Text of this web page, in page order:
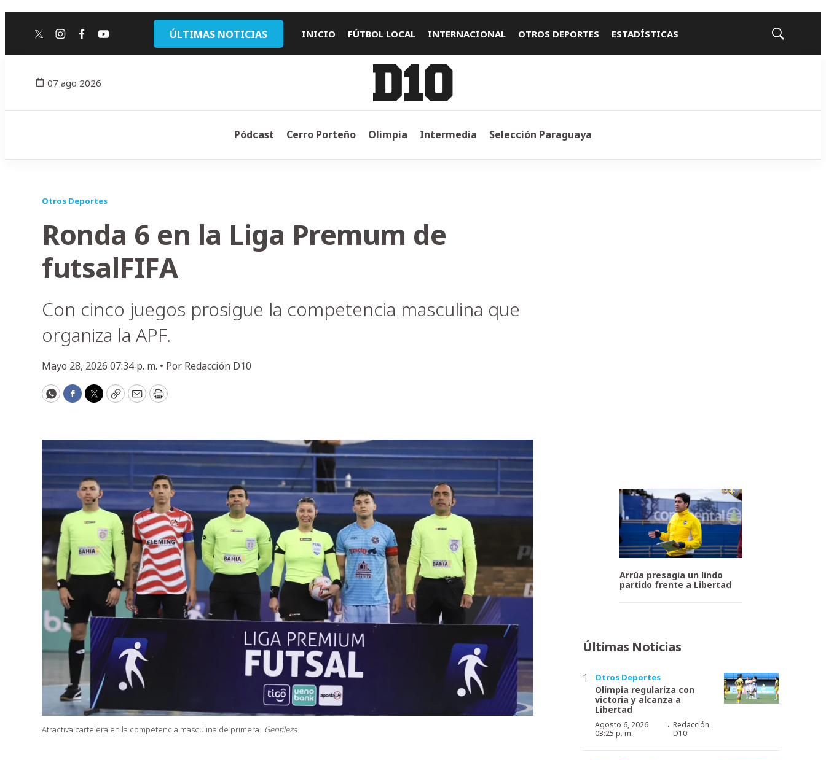
twitterinstagram
facebook
youtube ÚLTIMAS NOTICIAS INICIO FÚTBOL LOCAL INTERNACIONAL OTROS DEPORTES ESTADÍSTICAS
Mostrar
07 ago 2026
Pódcast Cerro Porteño Olimpia Intermedia Selección Paraguaya
Otros Deportes
Ronda 6 en la Liga Premum de
futsalFIFA
Con cinco juegos prosigue la competencia masculina que
organiza la APF.
Mayo 28, 2026 07:34 p. m. • Por Redacción D10
WhatsApp
Facebook
Twitter
CopyEmailPrint
Atractiva cartelera en la competencia masculina de primera. Gentileza.
Arrúa presagia un lindo
partido frente a Libertad
Últimas Noticias
Otros Deportes
Olimpia regulariza con
victoria y alcanza a
Libertad
Agosto 6, 2026
03:25 p. m.
· Redacción
D10